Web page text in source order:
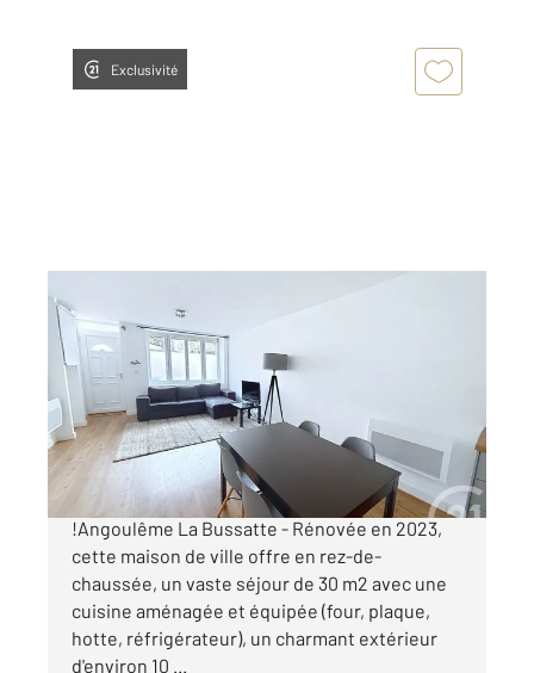
Exclusivité
ANGOULEME 16
89 m , 5 pièces
Ref : 7956
Maison à vendre
181 900 €
C en EXCLUSIVITE - PRODUIT RARE
!Angoulême La Bussatte - Rénovée en 2023,
cette maison de ville offre en rez-de-
chaussée, un vaste séjour de 30 m2 avec une
cuisine aménagée et équipée (four, plaque,
hotte, réfrigérateur), un charmant extérieur
d'environ 10 ...